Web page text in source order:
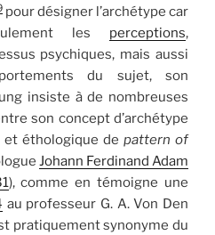
pour désigner l’archétype car
les perceptions,
psychiques, mais aussi
du sujet, son
insiste à de nombreuses
son concept d’archétype
éthologique de pattern of
Johann Ferdinand Adam
), comme en témoigne une
au professeur G. A. Von Den
pratiquement synonyme du